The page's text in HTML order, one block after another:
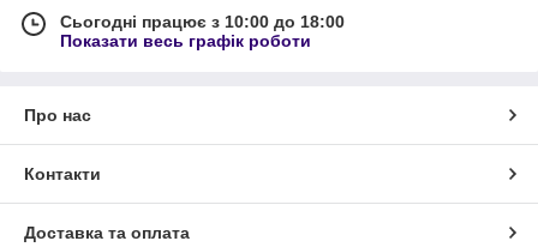
Сьогодні працює з 10:00 до 18:00
Показати весь графік роботи
Про нас
Контакти
Доставка та оплата